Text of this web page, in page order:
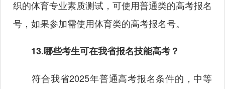
织的体育专业素质测试，可使用普通类的高考报名
号，如果参加需使用体育类的高考报名号。
13.哪些考生可在我省报名技能高考？
符合我省2025年普通高考报名条件的，中等